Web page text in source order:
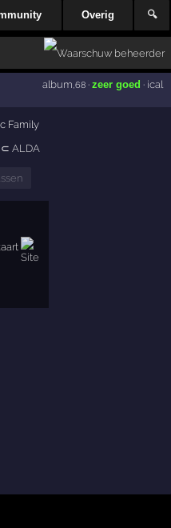
Overig 🔍
album ,68· zeer goed · ical
⊂ALDA